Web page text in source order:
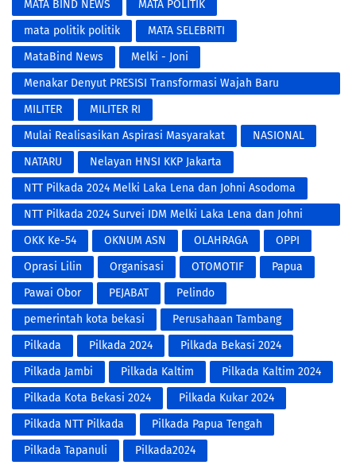
MATA BIND NEWS
MATA POLITIK
mata politik politik
MATA SELEBRITI
MataBind News
Melki - Joni
​Menakar Denyut PRESISI Transformasi Wajah Baru
Kepolisian di Era Digital
MILITER
MILITER RI
Mulai Realisasikan Aspirasi Masyarakat
NASIONAL
NATARU
Nelayan HNSI KKP Jakarta
NTT Pilkada 2024 Melki Laka Lena dan Johni Asodoma
NTT Pilkada 2024 Survei IDM Melki Laka Lena dan Johni
Asodoma
OKK Ke-54 OKNUM ASN OLAHRAGA
OPPI
Oprasi Lilin
Organisasi OTOMOTIF
Papua
Pawai Obor
PEJABAT
Pelindo
pemerintah kota bekasi
Perusahaan Tambang
Pilkada
Pilkada 2024
Pilkada Bekasi 2024
Pilkada Jambi
Pilkada Kaltim
Pilkada Kaltim 2024
Pilkada Kota Bekasi 2024
Pilkada Kukar 2024
Pilkada NTT Pilkada
Pilkada Papua Tengah
Pilkada Tapanuli
Pilkada2024